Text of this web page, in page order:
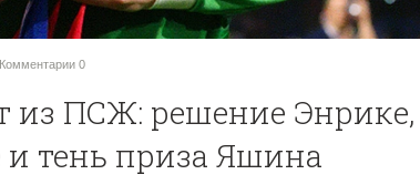
Комментарии 0
из ПСЖ: решение Энрике,
и тень приза Яшина